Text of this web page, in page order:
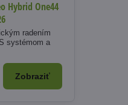
Hybrid One44
radením
systémom a
Zobraziť